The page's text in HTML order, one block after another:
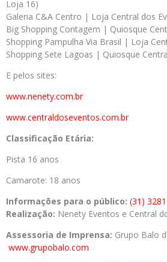
Loja 16)
Galeria C&A Centro | Loja Central dos
Big Shopping Contagem | Quiosque
Shopping Pampulha Via Brasil | Loja
Shopping Sete Lagoas | Quiosque
E pelos sites:
www.nenety.com.br
www.centraldoseventos.com.br
Classificação Etária:
Pista 16 anos
Camarote: 18 anos
Informações para o público: (31)
Realização: Nenety Eventos e Central
Assessoria de Imprensa: Grupo Balo
www.grupobalo.com